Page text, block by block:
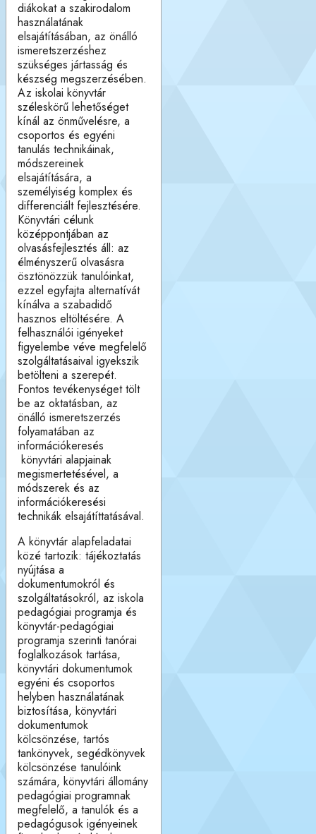
diákokat a szakirodalom
használatának
elsajátításában, az önálló
ismeretszerzéshez
szükséges jártasság és
készség megszerzésében.
Az iskolai könyvtár
széleskörű lehetőséget
kínál az önművelésre, a
csoportos és egyéni
tanulás technikáinak,
módszereinek
elsajátítására, a
személyiség komplex és
differenciált fejlesztésére.
Könyvtári célunk
középpontjában az
olvasásfejlesztés áll: az
élményszerű olvasásra
ösztönözzük tanulóinkat,
ezzel egyfajta alternatívát
kínálva a szabadidő
hasznos eltöltésére. A
felhasználói igényeket
figyelembe véve megfelelő
szolgáltatásaival igyekszik
betölteni a szerepét.
Fontos tevékenységet tölt
be az oktatásban, az
önálló ismeretszerzés
folyamatában az
információkeresés
könyvtári alapjainak
megismertetésével, a
módszerek és az
információkeresési
technikák elsajátíttatásával.
A könyvtár alapfeladatai
közé tartozik: tájékoztatás
nyújtása a
dokumentumokról és
szolgáltatásokról, az iskola
pedagógiai programja és
könyvtár-pedagógiai
programja szerinti tanórai
foglalkozások tartása,
könyvtári dokumentumok
egyéni és csoportos
helyben használatának
biztosítása, könyvtári
dokumentumok
kölcsönzése, tartós
tankönyvek, segédkönyvek
kölcsönzése tanulóink
számára, könyvtári állomány
pedagógiai programnak
megfelelő, a tanulók és a
pedagógusok igényeinek